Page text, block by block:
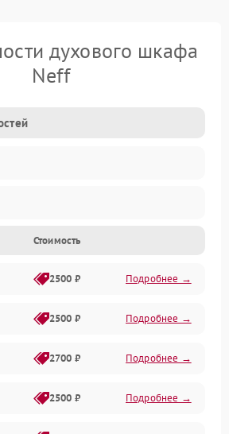
духового шкафа
Neff
Стоимость
2500 ₽ Подробнее →
2500 ₽ Подробнее →
2700 ₽ Подробнее →
2500 ₽ Подробнее →